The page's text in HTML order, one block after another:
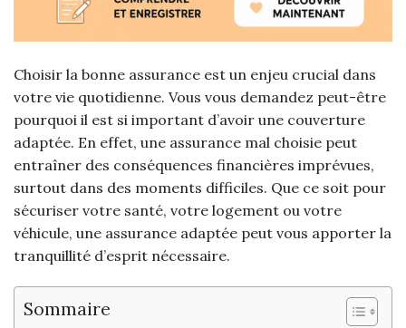
Choisir la bonne assurance est un enjeu crucial dans
votre vie quotidienne. Vous vous demandez peut-être
pourquoi il est si important d’avoir une couverture
adaptée. En effet, une assurance mal choisie peut
entraîner des conséquences financières imprévues,
surtout dans des moments difficiles. Que ce soit pour
sécuriser votre santé, votre logement ou votre
véhicule, une assurance adaptée peut vous apporter la
tranquillité d’esprit nécessaire.
Sommaire